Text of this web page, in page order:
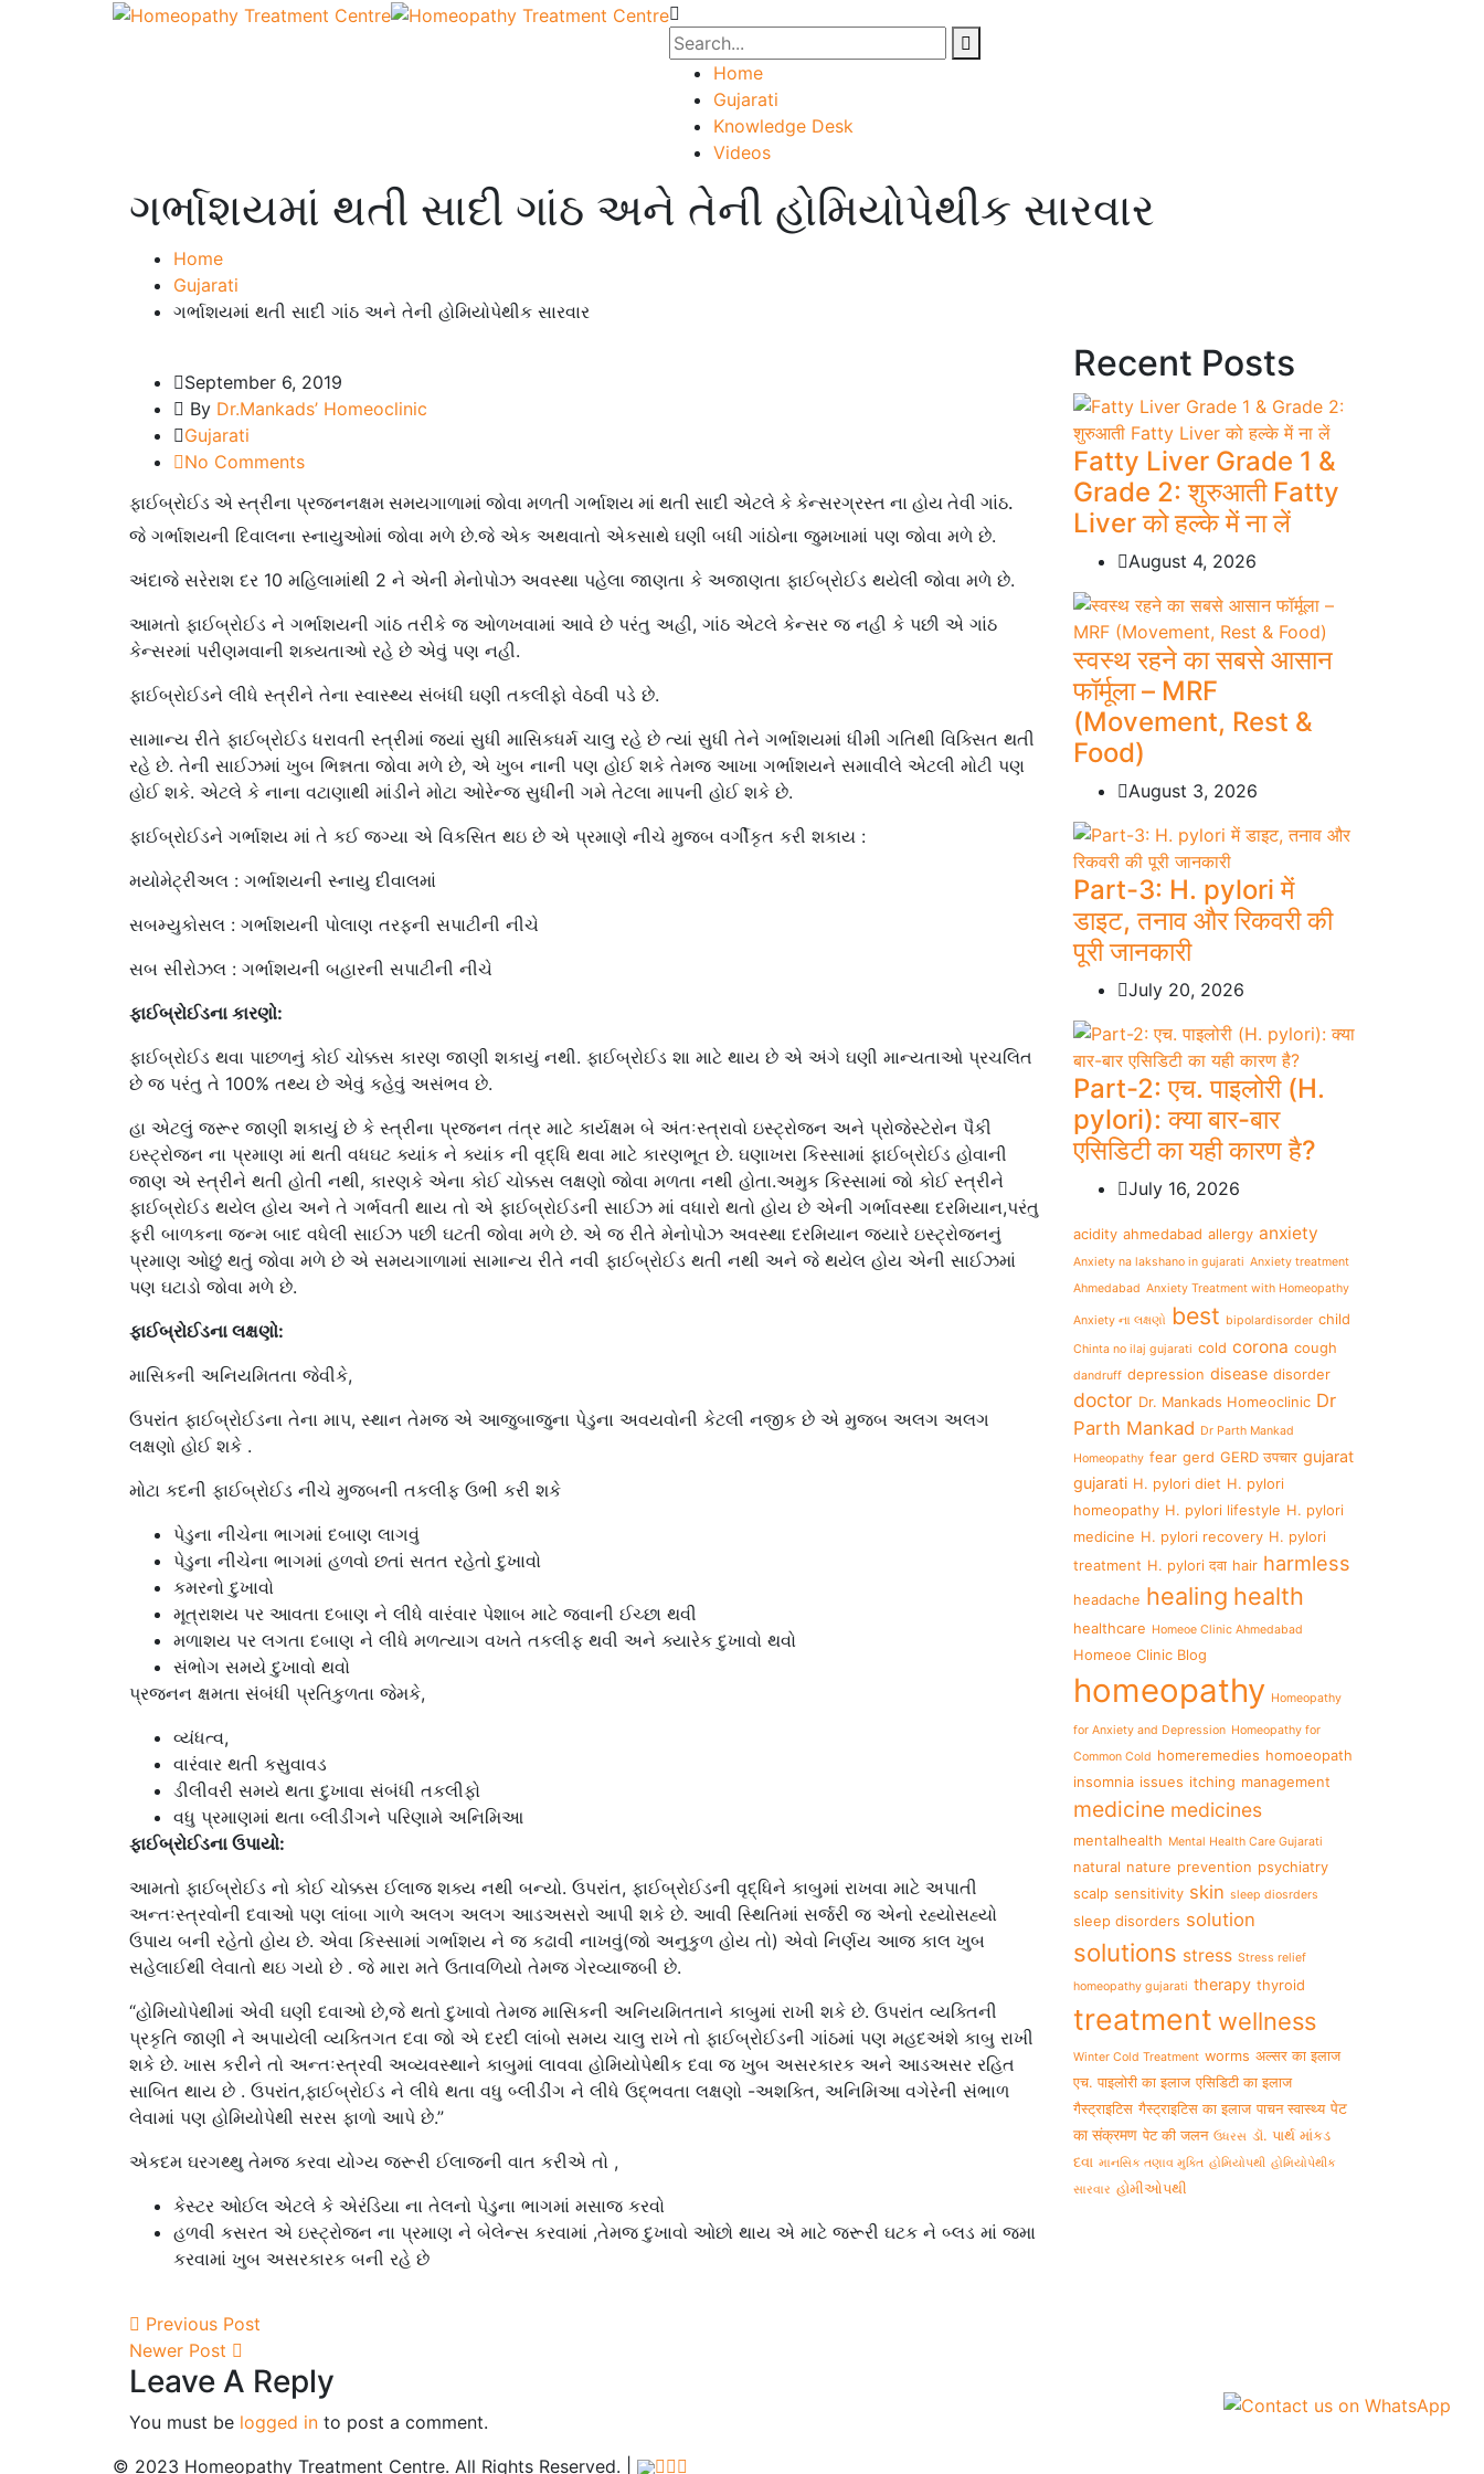
Home
Gujarati
Knowledge Desk
Videos
ગર્ભાશયમાં થતી સાદી ગાંઠ અને તેની હોમિયોપેથીક સારવાર
Home
Gujarati
ગર્ભાશયમાં થતી સાદી ગાંઠ અને તેની હોમિયોપેથીક સારવાર
September 6, 2019
By Dr.Mankads’ Homeoclinic
Gujarati
No Comments
ફાઈબ્રોઈડ એ સ્ત્રીના પ્રજનનક્ષમ સમયગાળામાં જોવા મળતી ગર્ભાશય માં થતી સાદી એટલે કે કેન્સરગ્રસ્ત ના હોય તેવી ગાંઠ.
જે ગર્ભાશયની દિવાલના સ્નાયુઓમાં જોવા મળે છે.જે એક અથવાતો એકસાથે ઘણી બધી ગાંઠોના જુમખામાં પણ જોવા મળે છે.
અંદાજે સરેરાશ દર 10 મહિલામાંથી 2 ને એની મેનોપોઝ અવસ્થા પહેલા જાણતા કે અજાણતા ફાઈબ્રોઈડ થયેલી જોવા મળે છે.
આમતો ફાઈબ્રોઈડ ને ગર્ભાશયની ગાંઠ તરીકે જ ઓળખવામાં આવે છે પરંતુ અહી, ગાંઠ એટલે કેન્સર જ નહી કે પછી એ ગાંઠ
કેન્સરમાં પરીણમવાની શક્યતાઓ રહે છે એવું પણ નહી.
ફાઈબ્રોઈડને લીધે સ્ત્રીને તેના સ્વાસ્થ્ય સંબંધી ઘણી તકલીફો વેઠવી પડે છે.
સામાન્ય રીતે ફાઈબ્રોઈડ ધરાવતી સ્ત્રીમાં જ્યાં સુધી માસિકધર્મ ચાલુ રહે છે ત્યાં સુધી તેને ગર્ભાશયમાં ધીમી ગતિથી વિક્સિત થતી
રહે છે. તેની સાઈઝમાં ખુબ ભિન્નતા જોવા મળે છે, એ ખુબ નાની પણ હોઈ શકે તેમજ આખા ગર્ભાશયને સમાવીલે એટલી મોટી પણ
હોઈ શકે. એટલે કે નાના વટાણાથી માંડીને મોટા ઓરેન્જ સુધીની ગમે તેટલા માપની હોઈ શકે છે.
ફાઈબ્રોઈડને ગર્ભાશય માં તે કઈ જગ્યા એ વિકસિત થઇ છે એ પ્રમાણે નીચે મુજબ વર્ગીકૃત કરી શકાય :
મયોમેટ્રીઅલ : ગર્ભાશયની સ્નાયુ દીવાલમાં
સબમ્યુકોસલ : ગર્ભાશયની પોલાણ તરફની સપાટીની નીચે
સબ સીરોઝલ : ગર્ભાશયની બહારની સપાટીની નીચે
ફાઈબ્રોઈડના કારણો:
ફાઈબ્રોઈડ થવા પાછળનું કોઈ ચોક્કસ કારણ જાણી શકાયું નથી. ફાઈબ્રોઈડ શા માટે થાય છે એ અંગે ઘણી માન્યતાઓ પ્રચલિત
છે જ પરંતુ તે 100% તથ્ય છે એવું કહેવું અસંભવ છે.
હા એટલું જરૂર જાણી શકાયું છે કે સ્ત્રીના પ્રજનન તંત્ર માટે કાર્યક્ષમ બે અંતઃસ્ત્રાવો ઇસ્ટ્રોજન અને પ્રોજેસ્ટેરોન પૈકી
ઇસ્ટ્રોજન ના પ્રમાણ માં થતી વધઘટ ક્યાંક ને ક્યાંક ની વૃદ્ધિ થવા માટે કારણભૂત છે. ઘણાખરા કિસ્સામાં ફાઈબ્રોઈડ હોવાની
જાણ એ સ્ત્રીને થતી હોતી નથી, કારણકે એના કોઈ ચોક્કસ લક્ષણો જોવા મળતા નથી હોતા.અમુક કિસ્સામાં જો કોઈ સ્ત્રીને
ફાઈબ્રોઈડ થયેલ હોય અને તે ગર્ભવતી થાય તો એ ફાઈબ્રોઈડની સાઈઝ માં વધારો થતો હોય છે એની ગર્ભાવસ્થા દરમિયાન,પરંતુ
ફરી બાળકના જન્મ બાદ વધેલી સાઈઝ પછી ઘટતી જોવા મળે છે. એ જ રીતે મેનોપોઝ અવસ્થા દરમિયાન જયારે ઇસ્ટ્રોજનનું
પ્રમાણ ઓછું થતું જોવા મળે છે એ સમયગાળામાં સામાન્ય રીતે નવી ફાઈબ્રોઈડ થતી નથી અને જે થયેલ હોય એની સાઈઝમાં
પણ ઘટાડો જોવા મળે છે.
ફાઈબ્રોઈડના લક્ષણો:
માસિકની અનિયમિતતા જેવીકે,
ઉપરાંત ફાઈબ્રોઈડના તેના માપ, સ્થાન તેમજ એ આજુબાજુના પેડુના અવયવોની કેટલી નજીક છે એ મુજબ અલગ અલગ
લક્ષણો હોઈ શકે .
મોટા કદની ફાઈબ્રોઈડ નીચે મુજબની તકલીફ ઉભી કરી શકે
પેડુના નીચેના ભાગમાં દબાણ લાગવું
પેડુના નીચેના ભાગમાં હળવો છતાં સતત રહેતો દુખાવો
કમરનો દુખાવો
મૂત્રાશય પર આવતા દબાણ ને લીધે વારંવાર પેશાબ માટે જવાની ઈચ્છા થવી
મળાશય પર લગતા દબાણ ને લીધે મળત્યાગ વખતે તકલીફ થવી અને ક્યારેક દુખાવો થવો
સંભોગ સમયે દુખાવો થવો
પ્રજનન ક્ષમતા સંબંધી પ્રતિકુળતા જેમકે,
વ્યંધત્વ,
વારંવાર થતી કસુવાવડ
ડીલીવરી સમયે થતા દુખાવા સંબંધી તકલીફો
વધુ પ્રમાણમાં થતા બ્લીડીંગને પરિણામે અનિમિઆ
ફાઈબ્રોઈડના ઉપાયો:
આમતો ફાઈબ્રોઈડ નો કોઈ ચોક્કસ ઈલાજ શક્ય નથી બન્યો. ઉપરાંત, ફાઈબ્રોઈડની વૃદ્ધિને કાબુમાં રાખવા માટે અપાતી
અન્તઃસ્ત્રવોની દવાઓ પણ લાંબા ગાળે અલગ અલગ આડઅસરો આપી શકે છે. આવી સ્થિતિમાં સર્જરી જ એનો રહ્યોસહ્યો
ઉપાય બની રહેતો હોય છે. એવા કિસ્સામાં ગર્ભાશય ને જ કઢાવી નાખવું(જો અનુકુળ હોય તો) એવો નિર્ણય આજ કાલ ખુબ
સહેલાઈથી લેવાતો થઇ ગયો છે . જે મારા મતે ઉતાવળિયો તેમજ ગેરવ્યાજબી છે.
“હોમિયોપેથીમાં એવી ઘણી દવાઓ છે,જે થતો દુખાવો તેમજ માસિકની અનિયમિતતાને કાબુમાં રાખી શકે છે. ઉપરાંત વ્યક્તિની
પ્રકૃતિ જાણી ને અપાયેલી વ્યક્તિગત દવા જો એ દરદી લાંબો સમય ચાલુ રાખે તો ફાઈબ્રોઈડની ગાંઠમાં પણ મહદઅંશે કાબુ રાખી
શકે છે. ખાસ કરીને તો અન્તઃસ્ત્રવી અવ્યવસ્થાને કાબુમાં લાવવા હોમિયોપેથીક દવા જ ખુબ અસરકારક અને આડઅસર રહિત
સાબિત થાય છે . ઉપરાંત,ફાઈબ્રોઈડ ને લીધે થતા વધુ બ્લીડીંગ ને લીધે ઉદ્ભવતા લક્ષણો -અશક્તિ, અનિમિઆ વગેરેની સંભાળ
લેવામાં પણ હોમિયોપેથી સરસ ફાળો આપે છે.”
એકદમ ઘરગથ્થુ તેમજ કરવા યોગ્ય જરૂરી ઈલાજની વાત કરીએ તો ,
કેસ્ટર ઓઈલ એટલે કે એરંડિયા ના તેલનો પેડુના ભાગમાં મસાજ કરવો
હળવી કસરત એ ઇસ્ટ્રોજન ના પ્રમાણ ને બેલેન્સ કરવામાં ,તેમજ દુખાવો ઓછો થાય એ માટે જરૂરી ઘટક ને બ્લડ માં જમા
કરવામાં ખુબ અસરકારક બની રહે છે
Previous Post
Newer Post
Leave A Reply
You must be logged in to post a comment.
Recent Posts
Fatty Liver Grade 1 &
Grade 2: शुरुआती Fatty
Liver को हल्के में ना लें
August 4, 2026
स्वस्थ रहने का सबसे आसान
फॉर्मूला – MRF
(Movement, Rest &
Food)
August 3, 2026
Part-3: H. pylori में
डाइट, तनाव और रिकवरी की
पूरी जानकारी
July 20, 2026
Part-2: एच. पाइलोरी (H.
pylori): क्या बार-बार
एसिडिटी का यही कारण है?
July 16, 2026
acidity ahmedabad allergy anxiety
Anxiety na lakshano in gujarati Anxiety treatment
Ahmedabad Anxiety Treatment with Homeopathy
Anxiety ના લક્ષણો best bipolardisorder child
Chinta no ilaj gujarati cold corona cough
dandruff depression disease disorder
doctor Dr. Mankads Homeoclinic Dr
Parth Mankad Dr Parth Mankad
Homeopathy fear gerd GERD उपचार gujarat
gujarati H. pylori diet H. pylori
homeopathy H. pylori lifestyle H. pylori
medicine H. pylori recovery H. pylori
treatment H. pylori दवा hair harmless
headache healing health
healthcare Homeoe Clinic Ahmedabad
Homeoe Clinic Blog
homeopathy Homeopathy
for Anxiety and Depression Homeopathy for
Common Cold homeremedies homoeopath
insomnia issues itching management
medicine medicines
mentalhealth Mental Health Care Gujarati
natural nature prevention psychiatry
scalp sensitivity skin sleep diosrders
sleep disorders solution
solutions stress Stress relief
homeopathy gujarati therapy thyroid
treatment wellness
Winter Cold Treatment worms अल्सर का इलाज
एच. पाइलोरी का इलाज एसिडिटी का इलाज
गैस्ट्राइटिस गैस्ट्राइटिस का इलाज पाचन स्वास्थ्य पेट
का संक्रमण पेट की जलन ઉધરસ ડૉ. પાર્થ માંકડ
દવા માનસિક તણાવ મુક્તિ હોમિયોપથી હોમિયોપેથીક
સારવાર હોમીઓપથી
© 2023 Homeopathy Treatment Centre. All Rights Reserved. |